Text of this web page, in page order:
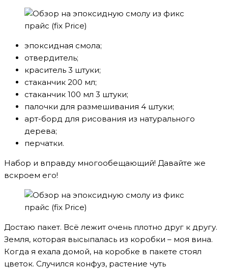
эпоксидная смола;
отвердитель;
краситель 3 штуки;
стаканчик 200 мл;
стаканчик 100 мл 3 штуки;
палочки для размешивания 4 штуки;
арт-борд для рисования из натурального
дерева;
перчатки.
Набор и вправду многообещающий! Давайте же
вскроем его!
Достаю пакет. Всё лежит очень плотно друг к другу.
Земля, которая высыпалась из коробки – моя вина.
Когда я ехала домой, на коробке в пакете стоял
цветок. Случился конфуз, растение чуть